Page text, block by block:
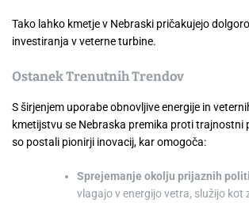
Tako lahko kmetje v Nebraski pričakujejo
investiranja v veterne turbine.
Ostanek Trenutnih Trendov
S širjenjem uporabe obnovljive energije in
kmetijstvu se Nebraska premika proti trajnostni
so postali pionirji inovacij, kar omogoča:
Sprejemanje okolju prijaznih
vlagajo v energijo vetra, služijo kot